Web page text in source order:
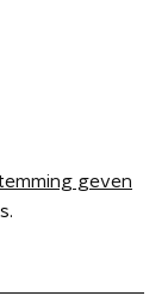
geven